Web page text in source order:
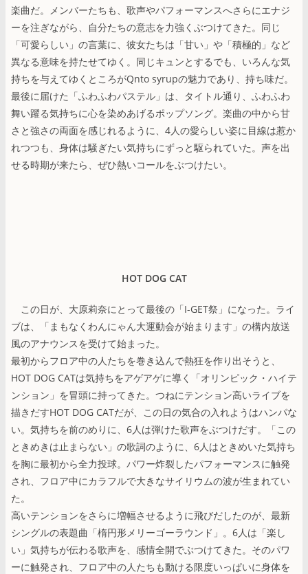
楽曲だ。メンバーたちも、歌声やパフォーマンスへさらにエナジ
ーを注ぎながら、自分たちの意志を力強くぶつけてきた。同じ
「可愛らしい」の言葉に、彼女たちは「甘い」や「積極的」など
異なる意味を持たせてゆく。同じキュンとするでも、いろんな気
持ちを与えてゆくところがQnto syrupの魅力であり、持ち味だ。
最後に届けた「ふわふわパステル」は、タイトル通り、ふわふわ
舞い躍る気持ちに心を染めあげるポップソング。楽曲の中から甘
さと強さの両面を感じれるように、4人の愛らしい姿に目線は惹か
れつつも、身体は騒ぎたい気持ちにずっと駆られていた。声を出
せる時期が来たら、ぜひ熱いコールをぶつけたい。
HOT DOG CAT
この日が、大原莉奈にとって最後の「I-GET祭」になった。ライ
ブは、「まもなくわんにゃん大運動会が始まります」の構内放送
風のアナウンスを受けて始まった。
最初からフロア中の人たちを巻き込んで熱狂を作り出そうと、
HOT DOG CATは気持ちをアゲアゲに導く「オリンピック・ハイテ
ンション」を冒頭に持ってきた。つねにテンション高いライブを
描きだすHOT DOG CATだが、この日の気合の入れようはハンパな
い。気持ちを前のめりに、6人は弾けた歌声をぶつけだす。「この
ときめきは止まらない」の歌詞のように、6人はときめいた気持ち
を胸に最初から全力投球。パワー炸裂したパフォーマンスに触発
され、フロア中にカラフルで大きなサイリウムの波が生まれてい
た。
高いテンションをさらに増幅させるように飛びだしたのが、最新
シングルの表題曲「楕円形メリーゴーラウンド」。6人は「楽し
い」気持ちが伝わる歌声を、感情全開でぶつけてきた。そのパワ
ーに触発され、フロア中の人たちも動ける限度いっぱいに身体を